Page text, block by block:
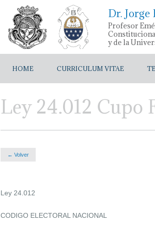
Dr.
Profesor
y de la
HOME CURRICULUM VITAE
Ley 24.012 Cupo
← Volver
Ley 24.012
CODIGO ELECTORAL NACIONAL